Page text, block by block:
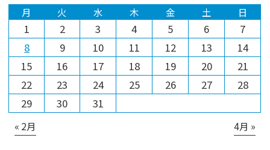
月 火 水 木 金 土 日
1 2 3 4 5 6
7
8
9 10 11 12 13
14
15
16 17 18 19 20
21
22
23 24 25 26 27
28
29
30 31
« 2月 4月 »